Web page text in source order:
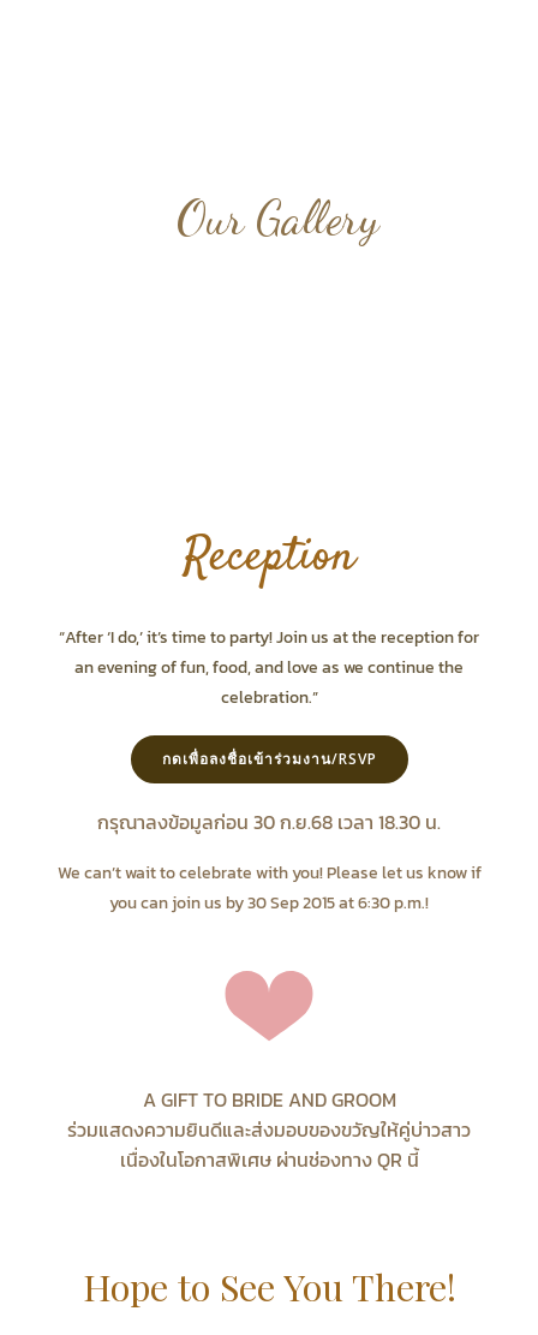
Our Gallery
Reception
“After ‘I do,’ it’s time to party! Join us at the reception for
an evening of fun, food, and love as we continue the
celebration.”
กดเพื่อลงชื่อเข้าร่วมงาน/RSVP
กรุณาลงข้อมูลก่อน 30 ก.ย.68 เวลา 18.30 น.
We can’t wait to celebrate with you! Please let us know if
you can join us by 30 Sep 2015 at 6:30 p.m.!
A GIFT TO BRIDE AND GROOM
ร่วมแสดงความยินดีและส่งมอบของขวัญให้คู่บ่าวสาว
เนื่องในโอกาสพิเศษ ผ่านช่องทาง QR นี้
Hope to See You There!